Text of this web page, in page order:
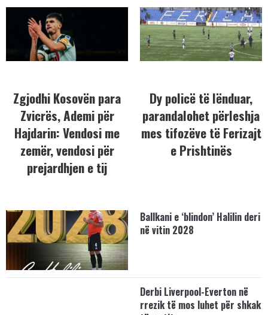
Zgjodhi Kosovën para
Zvicrës, Ademi për
Hajdarin: Vendosi me
zemër, vendosi për
prejardhjen e tij
Dy policë të lënduar,
parandalohet përleshja
mes tifozëve të Ferizajt
e Prishtinës
Ballkani e ‘blindon’ Halilin deri
në vitin 2028
Derbi Liverpool-Everton në
rrezik të mos luhet për shkak